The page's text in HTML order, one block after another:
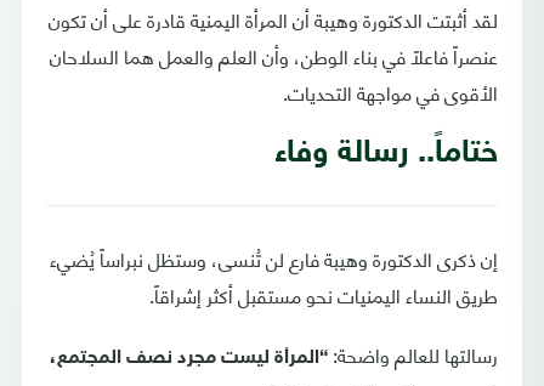
لقد أثبتت الدكتورة وهيبة أن المرأة اليمنية قادرة على أن تكون
عنصراً فاعلاً في بناء الوطن، وأن العلم والعمل هما السلاحان
الأقوى في مواجهة التحديات.
ختاماً.. رسالة وفاء
إن ذكرى الدكتورة وهيبة فارع لن تُنسى، وستظل نبراساً يُضيء
طريق النساء اليمنيات نحو مستقبل أكثر إشراقاً.
رسالتها للعالم واضحة: “المرأة ليست مجرد نصف المجتمع،